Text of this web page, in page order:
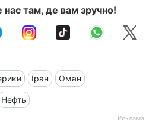
нас там, де вам зручно!
Іран Оман
Нефть